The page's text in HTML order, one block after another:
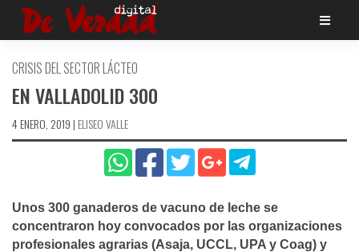
Saltar
CRISIS DEL SECTOR LÁCTEO
EN VALLADOLID 300
4 ENERO, 2019 | ELISEO VALLE
Unos 300 ganaderos de vacuno de leche se
concentraron hoy convocados por las organizaciones
profesionales agrarias (Asaja, UCCL, UPA y Coag) y